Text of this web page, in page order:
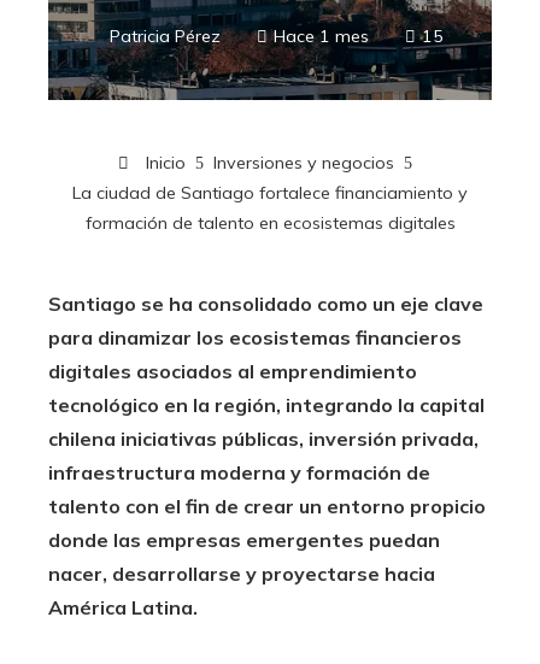
Patricia Pérez Hace 1 mes 15
Inicio
Inversiones y negocios
La ciudad de Santiago fortalece financiamiento y
formación de talento en ecosistemas digitales
Santiago se ha consolidado como un eje clave
para dinamizar los ecosistemas financieros
digitales asociados al emprendimiento
tecnológico en la región, integrando la capital
chilena iniciativas públicas, inversión privada,
infraestructura moderna y formación de
talento con el fin de crear un entorno propicio
donde las empresas emergentes puedan
nacer, desarrollarse y proyectarse hacia
América Latina.